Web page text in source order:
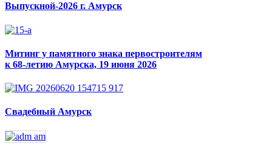
Выпускной-2026 г. Амурск
Митинг у памятного знака первостроителям
к 68-летию Амурска, 19 июня 2026
Свадебный Амурск